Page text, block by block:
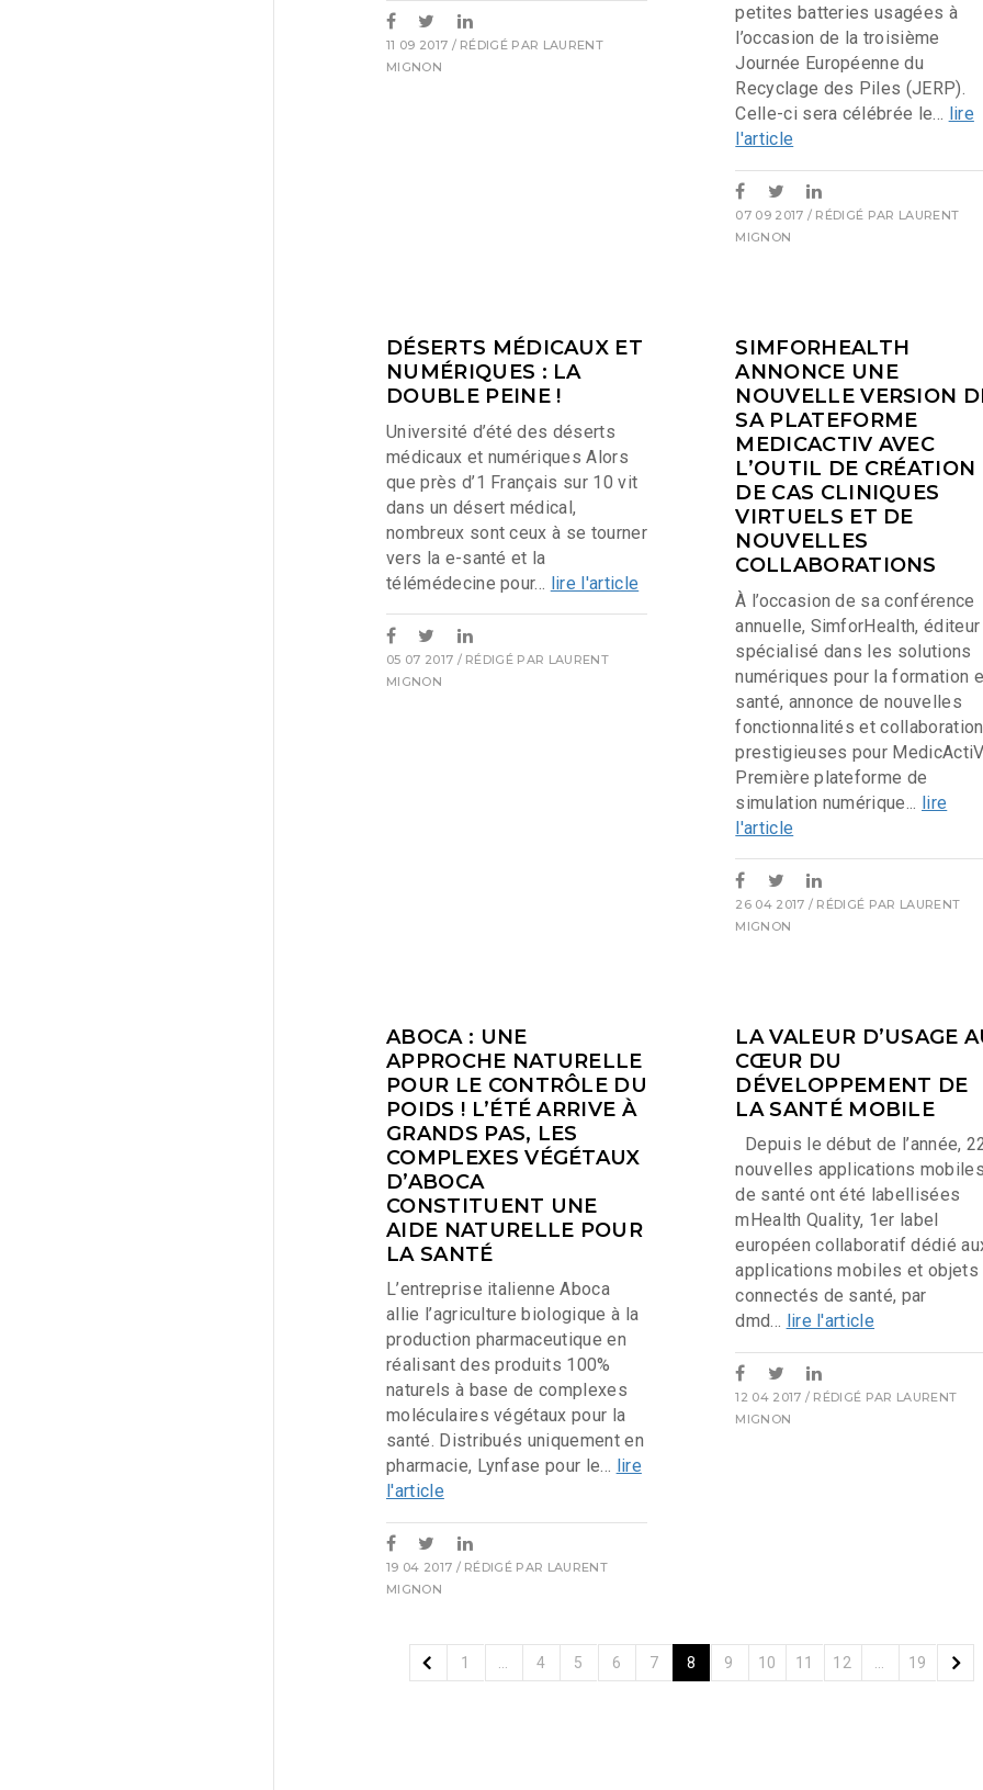
11 09 2017 / RÉDIGÉ PAR LAURENT
MIGNON
petites batteries usagées à
l’occasion de la troisième
Journée Européenne du
Recyclage des Piles (JERP).
Celle-ci sera célébrée le... lire
l'article
07 09 2017 / RÉDIGÉ PAR LAURENT
MIGNON
DÉSERTS MÉDICAUX ET
NUMÉRIQUES : LA
DOUBLE PEINE !
Université d’été des déserts
médicaux et numériques Alors
que près d’1 Français sur 10 vit
dans un désert médical,
nombreux sont ceux à se tourner
vers la e-santé et la
télémédecine pour... lire l'article
05 07 2017 / RÉDIGÉ PAR LAURENT
MIGNON
SIMFORHEALTH
ANNONCE UNE
NOUVELLE VERSION
SA PLATEFORME
MEDICACTIV AVEC
L’OUTIL DE CRÉATION
DE CAS CLINIQUES
VIRTUELS ET DE
NOUVELLES
COLLABORATIONS
À l’occasion de sa conférence
annuelle, SimforHealth, éditeur
spécialisé dans les solutions
numériques pour la formation
santé, annonce de nouvelles
fonctionnalités et
prestigieuses pour
Première plateforme de
simulation numérique... lire
l'article
26 04 2017 / RÉDIGÉ PAR LAURENT
MIGNON
ABOCA : UNE
APPROCHE NATURELLE
POUR LE CONTRÔLE DU
POIDS ! L’ÉTÉ ARRIVE À
GRANDS PAS, LES
COMPLEXES VÉGÉTAUX
D’ABOCA
CONSTITUENT UNE
AIDE NATURELLE POUR
LA SANTÉ
L’entreprise italienne Aboca
allie l’agriculture biologique à la
production pharmaceutique en
réalisant des produits 100%
naturels à base de complexes
moléculaires végétaux pour la
santé. Distribués uniquement en
pharmacie, Lynfase pour le... lire
l'article
19 04 2017 / RÉDIGÉ PAR LAURENT
MIGNON
LA VALEUR D’USAGE
CŒUR DU
DÉVELOPPEMENT DE
LA SANTÉ MOBILE
Depuis le début de l’année,
nouvelles applications
de santé ont été labellisées
mHealth Quality, 1er label
européen collaboratif dédié
applications mobiles et objets
connectés de santé, par
dmd... lire l'article
12 04 2017 / RÉDIGÉ PAR LAURENT
MIGNON
1 4 5 6 7 8 9 10 11 12 19